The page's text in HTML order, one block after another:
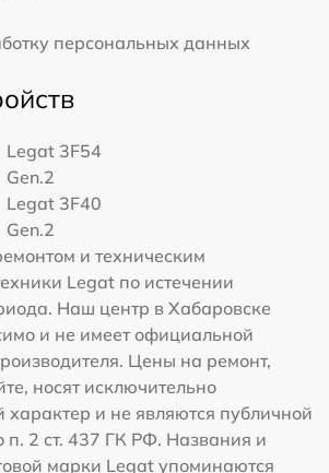
персональных данных
Legat 3F54
Gen.2
Legat 3F40
Gen.2
и техническим
Legat по истечении
Наш центр в Хабаровске
и не имеет официальной
Цены на ремонт,
носят исключительно
характер и не являются публичной
п. 2 ст. 437 ГК РФ. Названия и
марки Legat упоминаются